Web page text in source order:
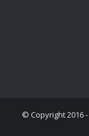
© Copyright 2016 -